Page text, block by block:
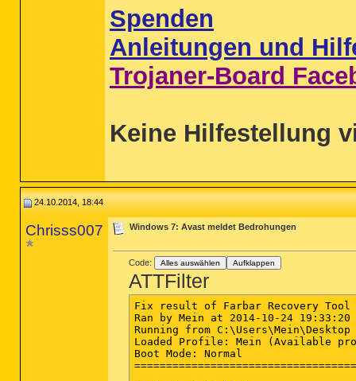
Spenden
Anleitungen und
Trojaner-Board
Keine Hilfestellung
24.10.2014, 18:44
Chrisss007 Windows 7: Avast meldet Bedrohungen
Code: Alles auswählen Aufklappen
ATTFilter
Fix result of Farbar Recovery Tool
Ran by Mein at 2014-10-24 19:33:20
Running from C:\Users\Mein\Desktop
Loaded Profile: Mein (Available
Boot Mode: Normal